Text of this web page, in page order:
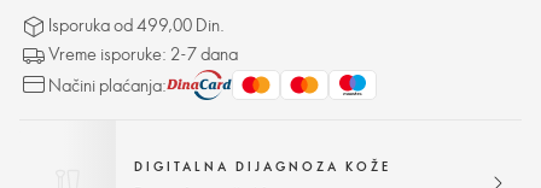
Isporuka od 499,00 Din.
Vreme isporuke: 2-7 dana
Načini plaćanja:
DIGITALNA DIJAGNOZA KOŽE